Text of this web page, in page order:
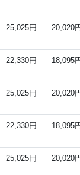
25,025円 20,020
22,330円 18,095
25,025円 20,020
22,330円 18,095
25,025円 20,020